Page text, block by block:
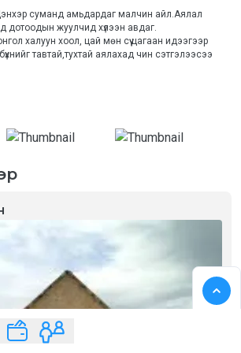
суманд амьдардаг малчин айл.Аялал
дотоодын жуулчид хүлээн авдаг.
халуун хоол, цай мөн сүү цагаан идээгээр
тавтай,тухтай аялахад чин сэтгэлээсээ